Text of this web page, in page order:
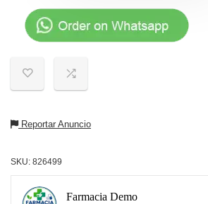
Reportar Anuncio
SKU: 826499
Farmacia Demo